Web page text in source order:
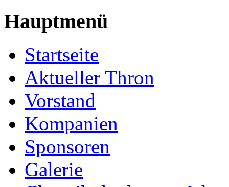
Hauptmenü
Startseite
Aktueller Thron
Vorstand
Kompanien
Sponsoren
Galerie